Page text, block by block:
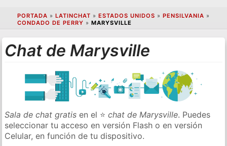
PORTADA » LATINCHAT » ESTADOS UNIDOS » PENSILVANIA »
CONDADO DE PERRY » MARYSVILLE
Chat de Marysville
Sala de chat gratis en el ⭐chat de Marysville. Puedes
seleccionar tu acceso en versión Flash o en versión
Celular, en función de tu dispositivo.